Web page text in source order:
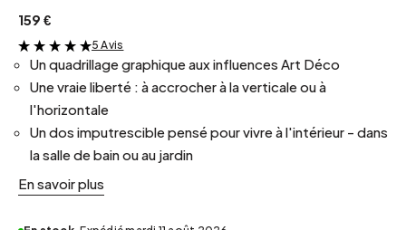
159 €
&
5 Avis
Un quadrillage graphique aux influences Art Déco
Une vraie liberté : à accrocher à la verticale ou à
l'horizontale
Un dos imputrescible pensé pour vivre à l'intérieur - dans
la salle de bain ou au jardin
En savoir plus